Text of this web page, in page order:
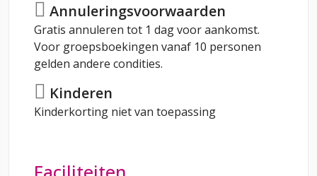
Annuleringsvoorwaarden
Gratis annuleren tot 1 dag voor aankomst.
Voor groepsboekingen vanaf 10 personen
gelden andere condities.
Kinderen
Kinderkorting niet van toepassing